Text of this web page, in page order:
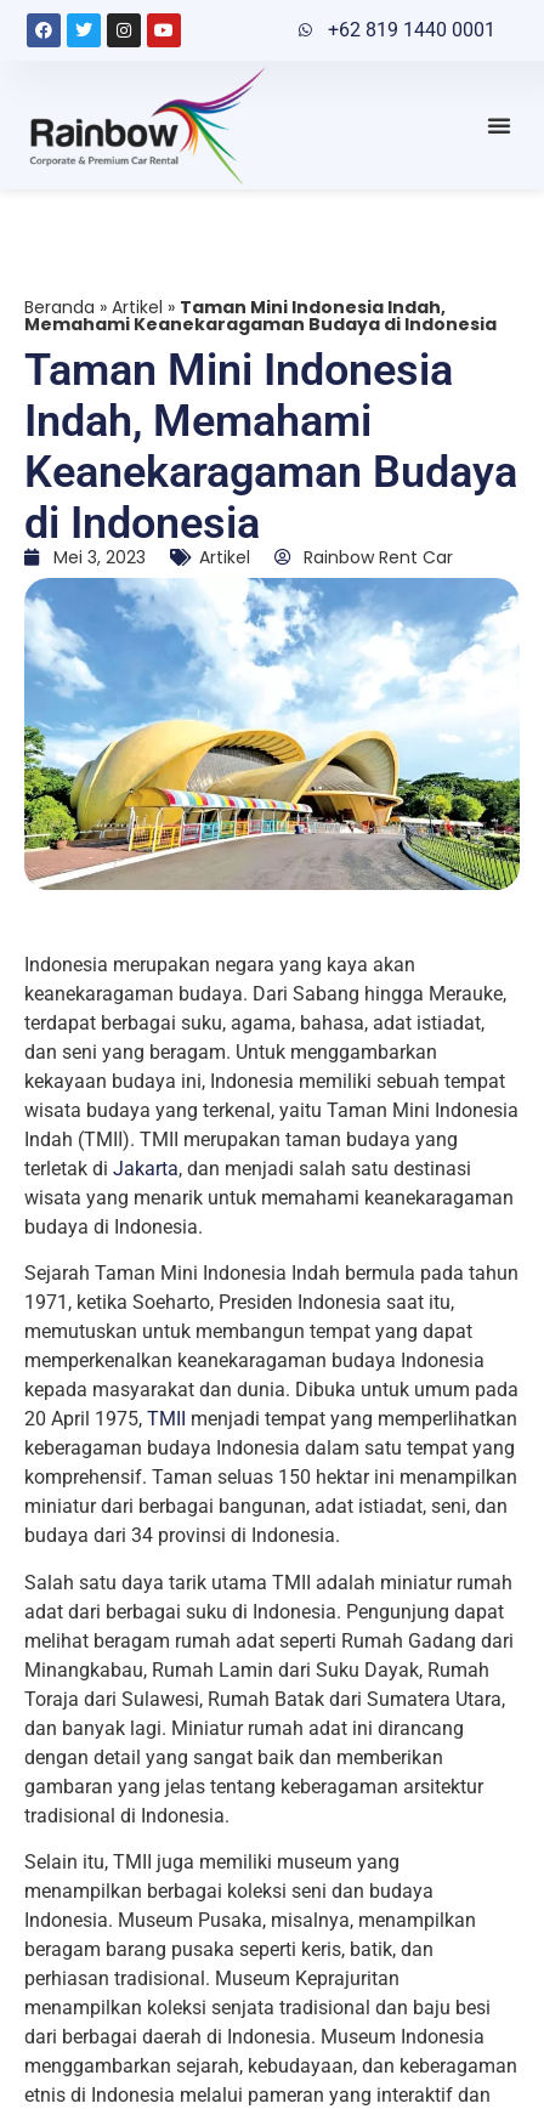
+62 819 1440 0001
Beranda » Artikel » Taman Mini Indonesia Indah,
Memahami Keanekaragaman Budaya di Indonesia
Taman Mini Indonesia
Indah, Memahami
Keanekaragaman Budaya
di Indonesia
Mei 3, 2023 Artikel Rainbow Rent Car
Indonesia merupakan negara yang kaya akan
keanekaragaman budaya. Dari Sabang hingga Merauke,
terdapat berbagai suku, agama, bahasa, adat istiadat,
dan seni yang beragam. Untuk menggambarkan
kekayaan budaya ini, Indonesia memiliki sebuah tempat
wisata budaya yang terkenal, yaitu Taman Mini Indonesia
Indah (TMII). TMII merupakan taman budaya yang
terletak di Jakarta, dan menjadi salah satu destinasi
wisata yang menarik untuk memahami keanekaragaman
budaya di Indonesia.
Sejarah Taman Mini Indonesia Indah bermula pada tahun
1971, ketika Soeharto, Presiden Indonesia saat itu,
memutuskan untuk membangun tempat yang dapat
memperkenalkan keanekaragaman budaya Indonesia
kepada masyarakat dan dunia. Dibuka untuk umum pada
20 April 1975, TMII
menjadi tempat yang memperlihatkan
keberagaman budaya Indonesia dalam satu tempat yang
komprehensif. Taman seluas 150 hektar ini menampilkan
miniatur dari berbagai bangunan, adat istiadat, seni, dan
budaya dari 34 provinsi di Indonesia.
Salah satu daya tarik utama TMII adalah miniatur rumah
adat dari berbagai suku di Indonesia. Pengunjung dapat
melihat beragam rumah adat seperti Rumah Gadang dari
Minangkabau, Rumah Lamin dari Suku Dayak, Rumah
Toraja dari Sulawesi, Rumah Batak dari Sumatera Utara,
dan banyak lagi. Miniatur rumah adat ini dirancang
dengan detail yang sangat baik dan memberikan
gambaran yang jelas tentang keberagaman arsitektur
tradisional di Indonesia.
Selain itu, TMII juga memiliki museum yang
menampilkan berbagai koleksi seni dan budaya
Indonesia. Museum Pusaka, misalnya, menampilkan
beragam barang pusaka seperti keris, batik, dan
perhiasan tradisional. Museum Keprajuritan
menampilkan koleksi senjata tradisional dan baju besi
dari berbagai daerah di Indonesia. Museum Indonesia
menggambarkan sejarah, kebudayaan, dan keberagaman
etnis di Indonesia melalui pameran yang interaktif dan